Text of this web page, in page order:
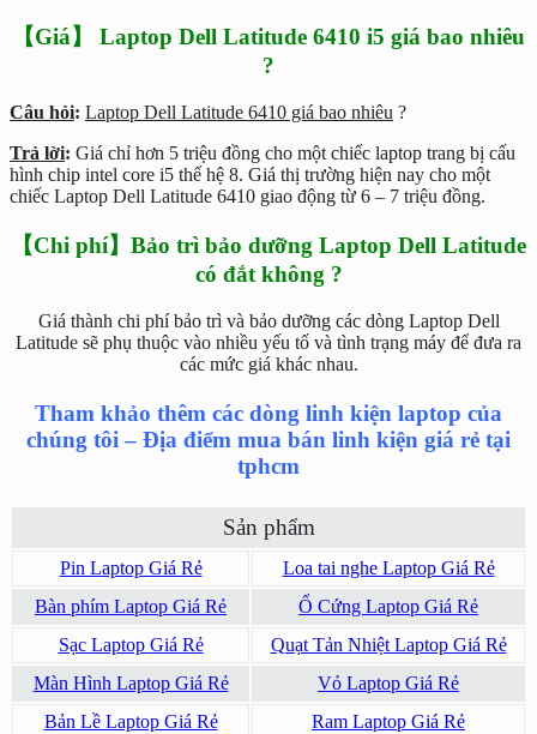
【Giá】 Laptop Dell Latitude 6410 i5 giá bao nhiêu
?
Câu hỏi: Laptop Dell Latitude 6410 giá bao nhiêu ?
Trả lời: Giá chỉ hơn 5 triệu đồng cho một chiếc laptop trang bị cấu
hình chip intel core i5 thế hệ 8. Giá thị trường hiện nay cho một
chiếc Laptop Dell Latitude 6410 giao động từ 6 – 7 triệu đồng.
【Chi phí】Bảo trì bảo dưỡng Laptop Dell Latitude
có đắt không ?
Giá thành chi phí bảo trì và bảo dưỡng các dòng Laptop Dell
Latitude sẽ phụ thuộc vào nhiều yếu tố và tình trạng máy để đưa ra
các mức giá khác nhau.
Tham khảo thêm các dòng linh kiện laptop của
chúng tôi – Địa điểm mua bán linh kiện giá rẻ tại
tphcm
Sản phẩm
Pin Laptop Giá Rẻ
Loa tai nghe Laptop Giá Rẻ
Bàn phím Laptop Giá Rẻ
Ổ Cứng Laptop Giá Rẻ
Sạc Laptop Giá Rẻ
Quạt Tản Nhiệt Laptop Giá Rẻ
Màn Hình Laptop Giá Rẻ
Vỏ Laptop Giá Rẻ
Bản Lề Laptop Giá Rẻ
Ram Laptop Giá Rẻ